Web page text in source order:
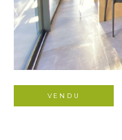
VENDU